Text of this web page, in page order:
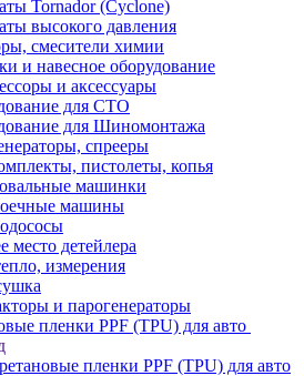
Tornador (Cyclone)
высокого давления
смесители химии
и навесное оборудование
и аксессуары
для СТО
для Шиномонтажа
спрееры
пистолеты, копья
машинки
машины
место детейлера
измерения
и парогенераторы
пленки PPF (TPU) для авто
пленки PPF (TPU) для авто